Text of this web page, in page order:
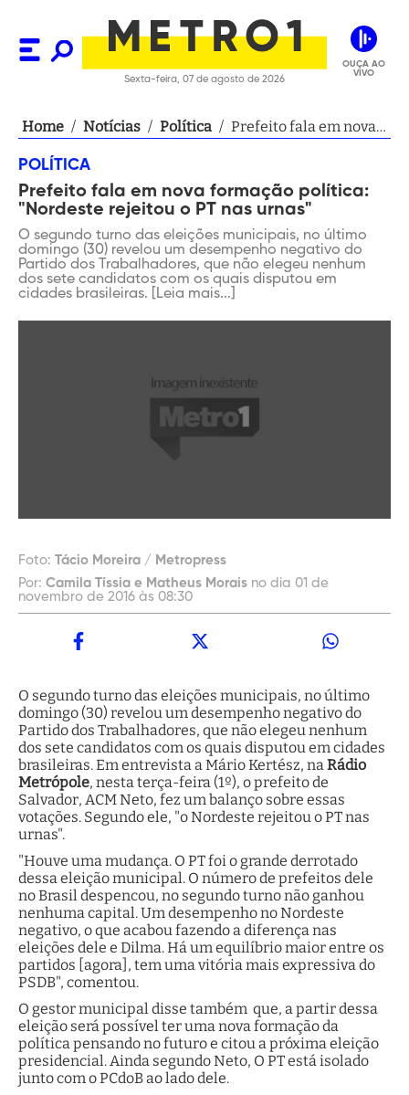
Sexta-feira, 07 de agosto de 2026
OUÇA AO
VIVO
Home / Notícias / Política / Prefeito fala em nova
PT nas urnas"
POLÍTICA
Prefeito fala em nova formação política:
"Nordeste rejeitou o PT nas urnas"
O segundo turno das eleições municipais, no último
domingo (30) revelou um desempenho negativo do
Partido dos Trabalhadores, que não elegeu nenhum
dos sete candidatos com os quais disputou em
cidades brasileiras. [Leia mais...]
Foto: Tácio Moreira / Metropress
Por: Camila Tíssia e Matheus Morais no dia 01 de
novembro de 2016 às 08:30
O segundo turno das eleições municipais, no último
domingo (30) revelou um desempenho negativo do
Partido dos Trabalhadores, que não elegeu nenhum
dos sete candidatos com os quais disputou em cidades
brasileiras. Em entrevista a Mário Kertész, naRádio
Metrópole, nesta terça-feira (1º), o prefeito de
Salvador, ACM Neto, fez um balanço sobre essas
votações. Segundo ele, "o Nordeste rejeitou o PT nas
urnas".
"Houve uma mudança. O PT foi o grande derrotado
dessa eleição municipal. O número de prefeitos dele
no Brasil despencou, no segundo turno não ganhou
nenhuma capital. Um desempenho no Nordeste
negativo, o que acabou fazendo a diferença nas
eleições dele e Dilma. Há um equilíbrio maior entre os
partidos [agora], tem uma vitória mais expressiva do
PSDB", comentou.
O gestor municipal disse também que, a partir dessa
eleição será possível ter uma nova formação da
política pensando no futuro e citou a próxima eleição
presidencial. Ainda segundo Neto, O PT está isolado
junto com o PCdoB ao lado dele.